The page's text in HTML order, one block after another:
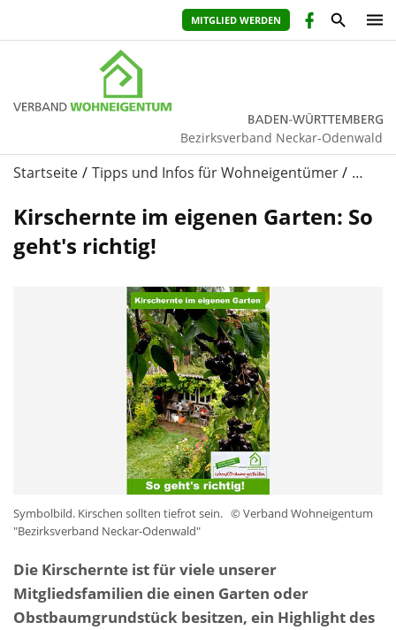
MITGLIED WERDEN
Bezirksverband Neckar-Odenwald
Startseite Tipps und Infos für Wohneigentümer …
Kirschernte im eigenen Garten: So
geht's richtig!
Symbolbild. Kirschen sollten tiefrot sein. © Verband Wohneigentum
"Bezirksverband Neckar-Odenwald"
Die Kirschernte ist für viele unserer
Mitgliedsfamilien die einen Garten oder
Obstbaumgrundstück besitzen, ein Highlight des